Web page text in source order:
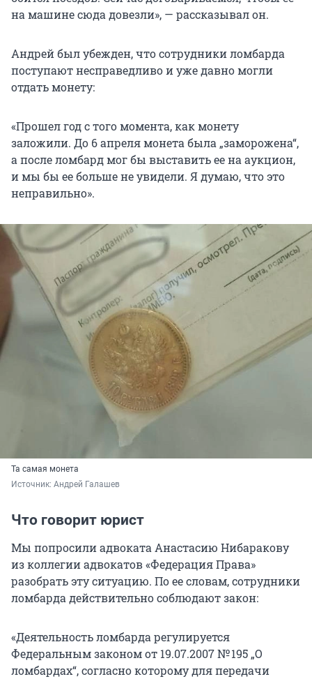
на машине сюда довезли», — рассказывал он.
Андрей был убежден, что сотрудники ломбарда
поступают несправедливо и уже давно могли
отдать монету:
«Прошел год с того момента, как монету
заложили. До 6 апреля монета была „заморожена“,
а после ломбард мог бы выставить ее на аукцион,
и мы бы ее больше не увидели. Я думаю, что это
неправильно».
Та самая монета
Источник: Андрей Галашев
Что говорит юрист
Мы попросили адвоката Анастасию Нибаракову
из коллегии адвокатов «Федерация Права»
разобрать эту ситуацию. По ее словам, сотрудники
ломбарда действительно соблюдают закон:
«Деятельность ломбарда регулируется
Федеральным законом от 19.07.2007№ 195„О
ломбардах“, согласно которому для передачи